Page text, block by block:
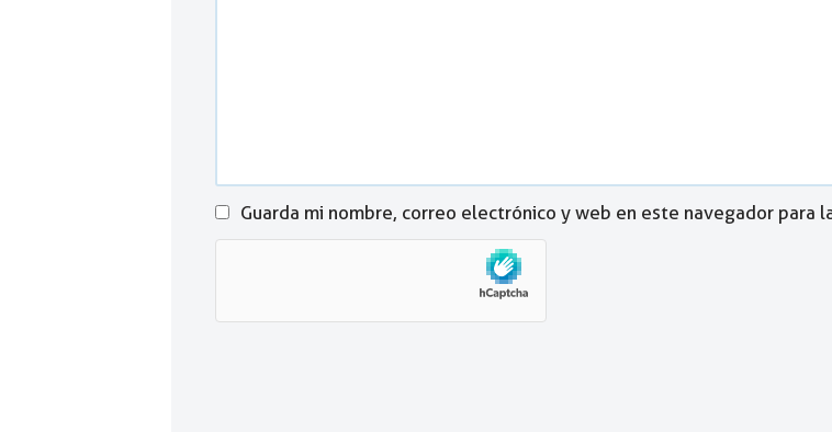
Guarda mi nombre, correo electrónico y web en este navegador para